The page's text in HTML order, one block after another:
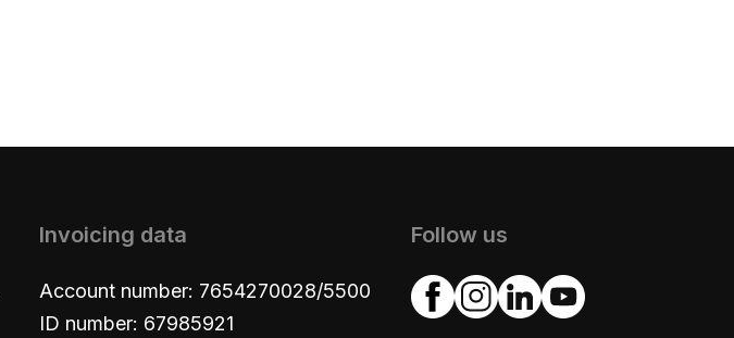
Invoicing data
Account number: 7654270028/5500
ID number: 67985921
Follow us